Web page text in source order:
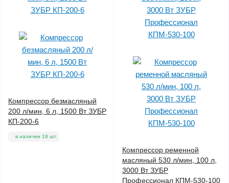
Компрессор безмасляный
200 л/мин, 6 л, 1500 Вт ЗУБР
КП-200-6
в наличии 18 шт.
Компрессор ременной
масляный 530 л/мин, 100 л,
3000 Вт ЗУБР
Профессионал КПМ-530-100